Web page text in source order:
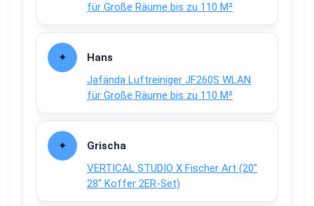
für Große Räume bis zu 110 M²
Hans
Jafända Luftreiniger JF260S WLAN
für Große Räume bis zu 110 M²
Grischa
VERTICAL STUDIO X Fischer Art (20″
28″ Koffer 2ER-Set)